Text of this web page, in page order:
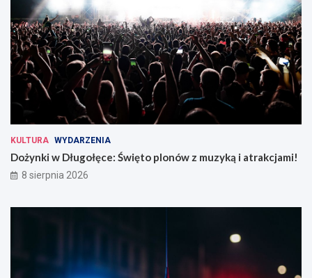
KULTURA WYDARZENIA
Dożynki w Długołęce: Święto plonów z muzyką i atrakcjami!
8 sierpnia 2026